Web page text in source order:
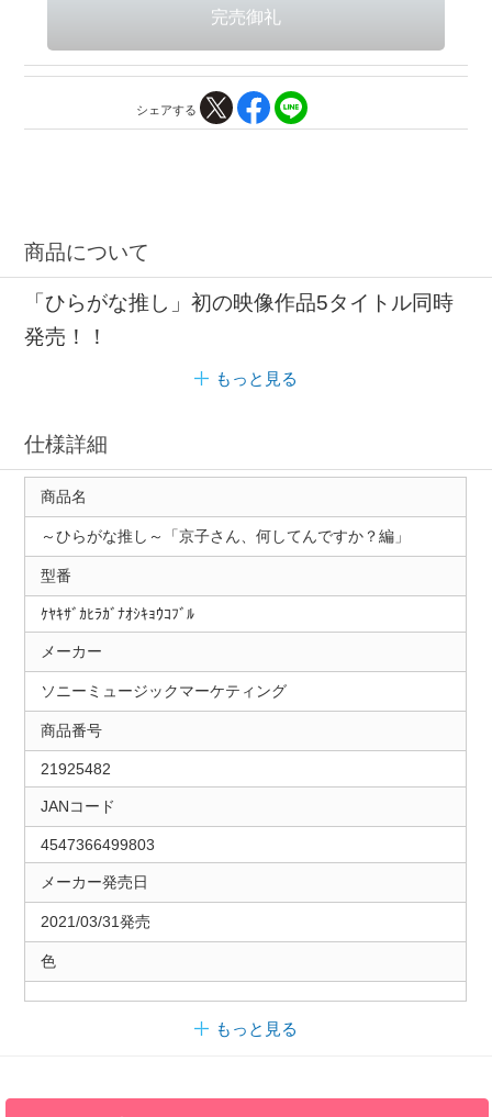
シェアする
商品について
「ひらがな推し」初の映像作品5タイトル同時
発売！！
もっと見る
仕様詳細
商品名
～ひらがな推し～「京子さん、何してんですか？編」
型番
ｹﾔｷｻﾞｶﾋﾗｶﾞﾅｵｼｷｮｳｺﾌﾞﾙ
メーカー
ソニーミュージックマーケティング
商品番号
21925482
JANコード
4547366499803
メーカー発売日
2021/03/31発売
色
もっと見る